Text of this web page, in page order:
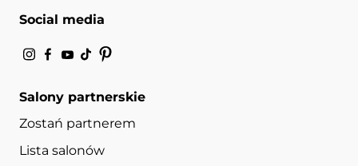
Social media
Salony partnerskie
Zostań partnerem
Lista salonów